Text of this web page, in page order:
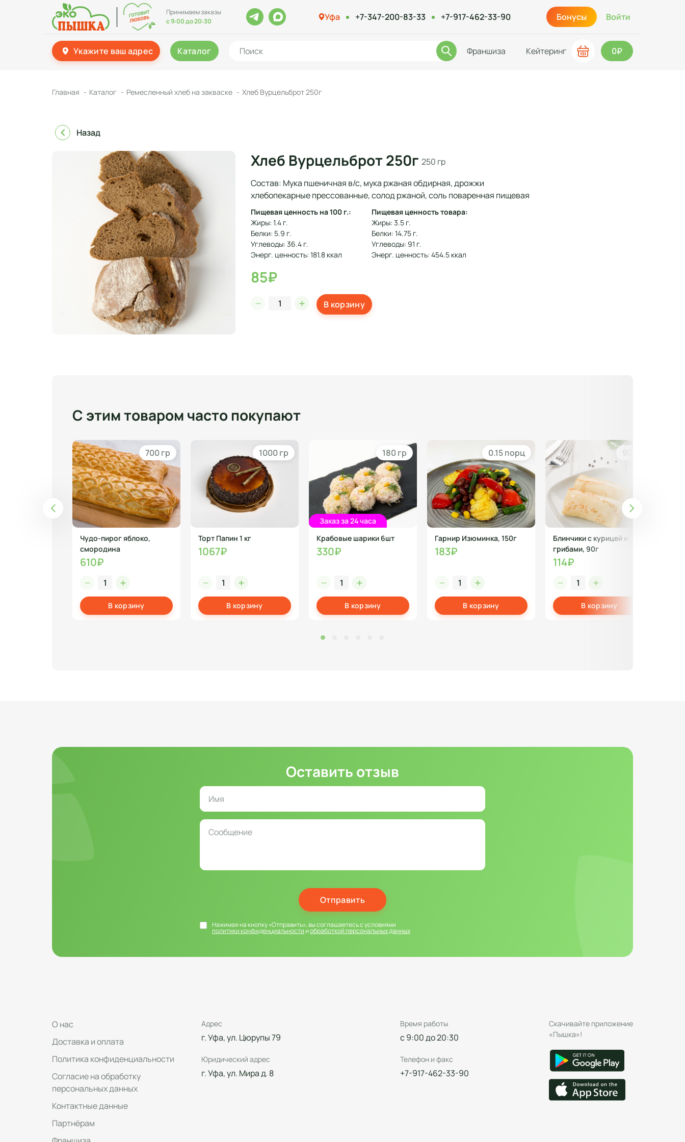
Принимаем заказы
с 9:00 до 20:30
Уфа +7-347-200-83-33 +7-917-462-33-90 Бонусы Войти
Укажите ваш адрес Каталог Франшиза Кейтеринг 0₽
Главная Каталог Ремесленный хлеб на закваске Хлеб Вурцельброт 250г
Назад
Хлеб Вурцельброт 250г 250 гр
Состав: Мука пшеничная в/с, мука ржаная обдирная, дрожжи
хлебопекарные прессованные, солод ржаной, соль поваренная пищевая
Пищевая ценность на 100 г.:
Жиры: 1.4 г.
Белки: 5.9 г.
Углеводы: 36.4 г.
Энерг. ценность: 181.8 ккал
Пищевая ценность товара:
Жиры: 3.5 г.
Белки: 14.75 г.
Углеводы: 91 г.
Энерг. ценность: 454.5 ккал
85₽
В корзину
С этим товаром часто покупают
700 гр
Чудо-пирог яблоко,
смородина
610₽
В корзину
1000 гр
Торт Папин 1 кг
1067₽
В корзину
180 гр
Заказ за 24 часа
Крабовые шарики 6шт
330₽
В корзину
0.15 порц
Гарнир Изюминка, 150г
183₽
В корзину
90 гр
Блинчики с курицей и
грибами, 90г
114₽
В корзину
Оставить отзыв
Отправить
Нажимая на кнопку «Отправить», вы соглашаетесь с условиями
политики конфиденциальностииобработкой персональных данных
О нас
Доставка и оплата
Политика конфиденциальности
Согласие на обработку
персональных данных
Контактные данные
Партнёрам
Адрес
г. Уфа, ул. Цюрупы 79
Юридический адрес
г. Уфа, ул. Мира д. 8
Время работы
с 9:00 до 20:30
Телефон и факс
+7-917-462-33-90
Скачивайте приложение
«Пышка»!